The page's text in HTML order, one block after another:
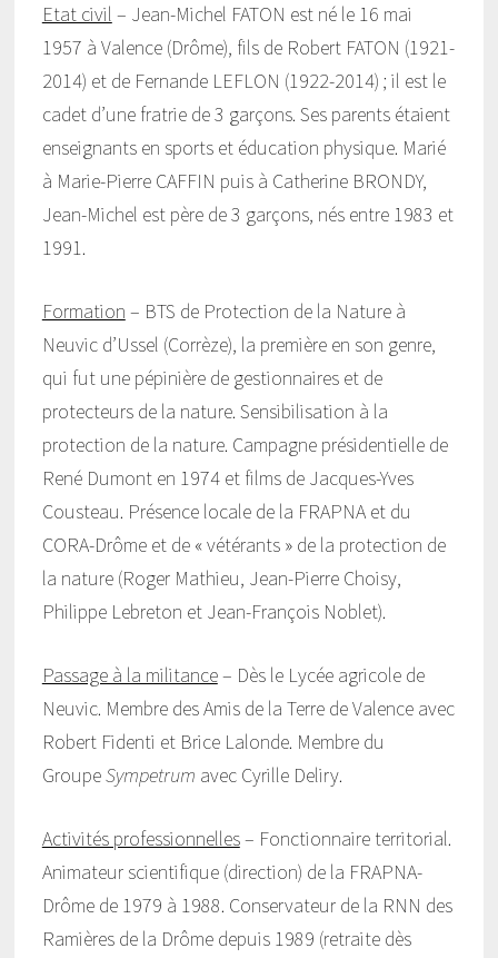
Etat civil – Jean-Michel FATON est né le 16 mai
1957 à Valence (Drôme), fils de Robert FATON (1921-
2014) et de Fernande LEFLON (1922-2014) ; il est le
cadet d’une fratrie de 3 garçons. Ses parents étaient
enseignants en sports et éducation physique. Marié
à Marie-Pierre CAFFIN puis à Catherine BRONDY,
Jean-Michel est père de 3 garçons, nés entre 1983 et
1991.
Formation – BTS de Protection de la Nature à
Neuvic d’Ussel (Corrèze), la première en son genre,
qui fut une pépinière de gestionnaires et de
protecteurs de la nature. Sensibilisation à la
protection de la nature. Campagne présidentielle de
René Dumont en 1974 et films de Jacques-Yves
Cousteau. Présence locale de la FRAPNA et du
CORA-Drôme et de « vétérants » de la protection de
la nature (Roger Mathieu, Jean-Pierre Choisy,
Philippe Lebreton et Jean-François Noblet).
Passage à la militance– Dès le Lycée agricole de
Neuvic. Membre des Amis de la Terre de Valence avec
Robert Fidenti et Brice Lalonde. Membre du
GroupeSympetrum avec Cyrille Deliry.
Activités professionnelles– Fonctionnaire territorial.
Animateur scientifique (direction) de la FRAPNA-
Drôme de 1979 à 1988. Conservateur de la RNN des
Ramières de la Drôme depuis 1989 (retraite dès